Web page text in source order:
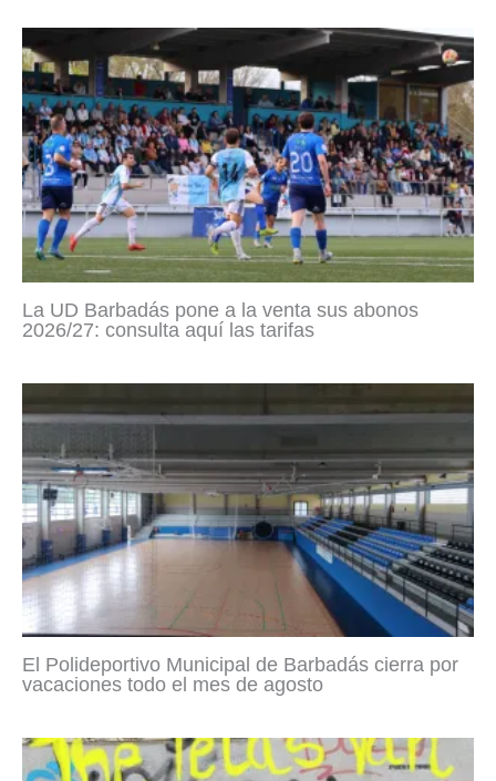
La UD Barbadás pone a la venta sus abonos
2026/27: consulta aquí las tarifas
El Polideportivo Municipal de Barbadás cierra por
vacaciones todo el mes de agosto